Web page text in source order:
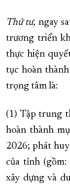
Thứ tư, ngay
trương triển
thực hiện
tục hoàn
trọng tâm là:
(1) Tập trung
hoàn thành
2026; phát
của tỉnh
xây dựng và